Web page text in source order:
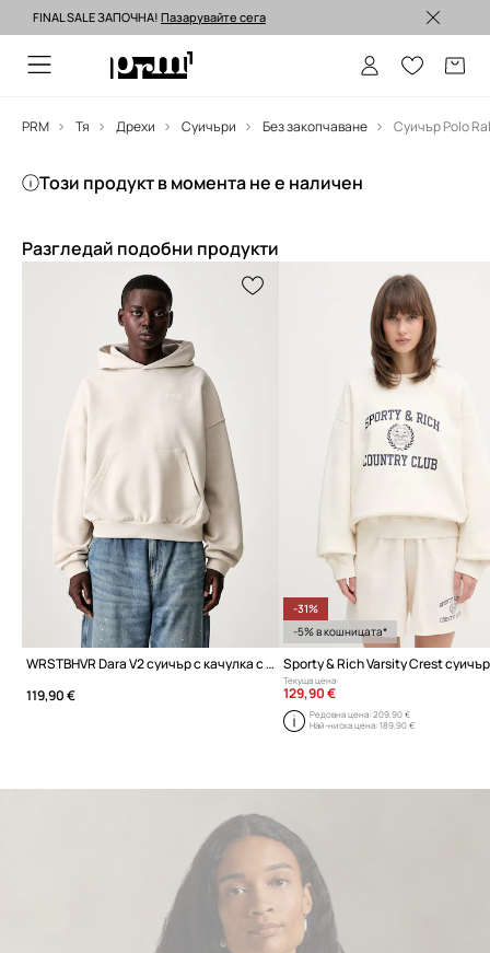
Изпращане до 24 часа >
FINAL SALE ЗАПОЧНА! Пазарувайте сега
PRM Тя Дрехи Суичъри Без закопчаване Суичър Polo
Този продукт в момента не е наличен
Разгледай подобни продукти
WRSTBHVR Dara V2 суичър с качулка с памук дамски
119,90 €
-31%
-5% в кошницата*
Текуща цена:
129,90 €
Редовна цена: 209,90 €
Най-ниска цена: 189,90 €